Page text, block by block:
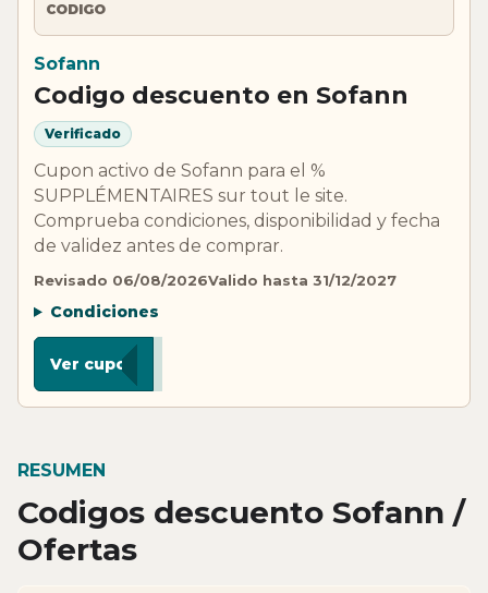
CODIGO
Sofann
Codigo descuento en Sofann
Verificado
Cupon activo de Sofann para el %
SUPPLÉMENTAIRES sur tout le site.
Comprueba condiciones, disponibilidad y fecha
de validez antes de comprar.
Revisado 06/08/2026Valido hasta 31/12/2027
Condiciones
**
Ver cupon
RESUMEN
Codigos descuento Sofann /
Ofertas